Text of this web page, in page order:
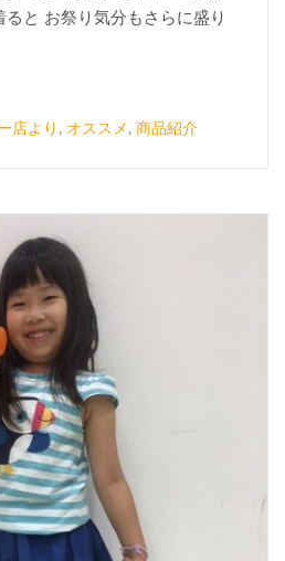
と お祭り気分もさらに盛り
店より , オススメ , 商品紹介